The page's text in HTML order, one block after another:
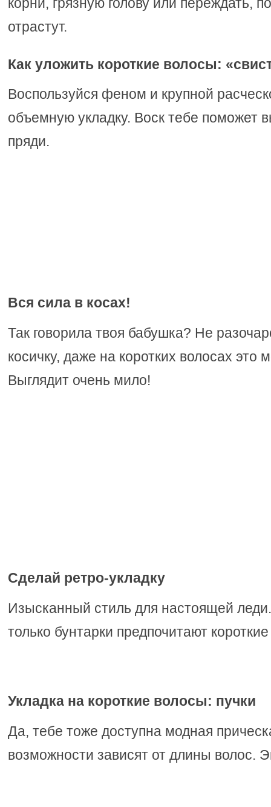
отрастут.
Как уложить короткие волосы:
Воспользуйся феном и крупной
объемную укладку. Воск тебе поможет
пряди.
Вся сила в косах!
Так говорила твоя бабушка? Не
косичку, даже на коротких волосах это
Выглядит очень мило!
Сделай ретро-укладку
Изысканный стиль для настоящей
только бунтарки предпочитают
Укладка на короткие волосы: пучки
Да, тебе тоже доступна модная
возможности зависят от длины волос.